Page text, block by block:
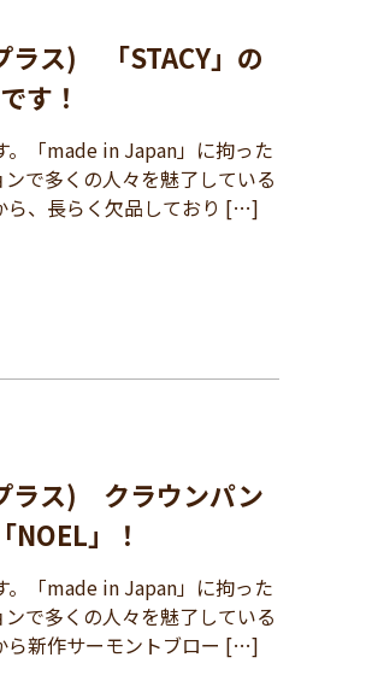
ラス) 「STACY」の
す！
「made in Japan」に拘った
で多くの人々を魅了している
ら、長らく欠品しており […]
ラス) クラウンパン
NOEL」！
「made in Japan」に拘った
で多くの人々を魅了している
ら新作サーモントブロー […]